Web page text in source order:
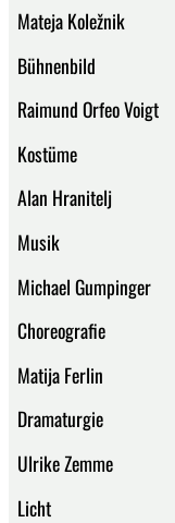
Mateja Koležnik
Bühnenbild
Raimund Orfeo Voigt
Kostüme
Alan Hranitelj
Musik
Michael Gumpinger
Choreografie
Matija Ferlin
Dramaturgie
Ulrike Zemme
Licht